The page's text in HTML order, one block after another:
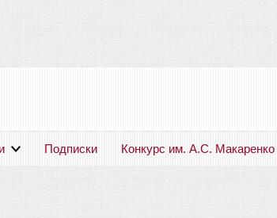
Подписки Конкурс им. А.С. Макаренко